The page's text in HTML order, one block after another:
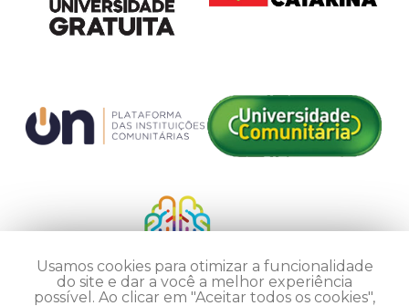
Usamos cookies para otimizar a funcionalidade
do site e dar a você a melhor experiência
possível. Ao clicar em "Aceitar todos os cookies",